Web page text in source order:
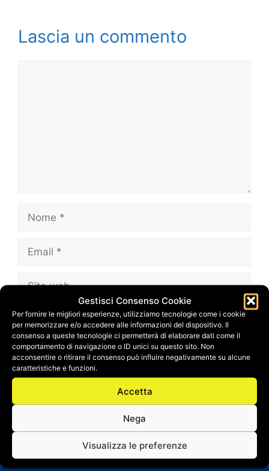
Gestisci Consenso Cookie
Per fornire le migliori esperienze, utilizziamo tecnologie come i cookie
per memorizzare e/o accedere alle informazioni del dispositivo. Il
consenso a queste tecnologie ci permetterà di elaborare dati come il
comportamento di navigazione o ID unici su questo sito. Non
acconsentire o ritirare il consenso può influire negativamente su alcune
caratteristiche e funzioni.
Accetta
Nega
Visualizza le preferenze
Lascia un commento
Nome
Email
Sito
Salva il mio nome, email e sito web in questo
browser per la prossima volta che
commento.
CONTATTI